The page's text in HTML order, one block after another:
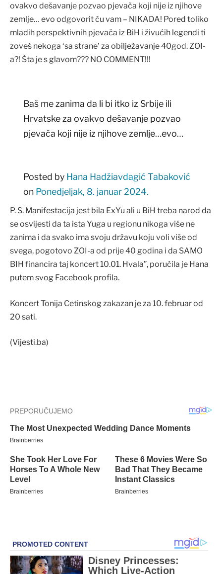
ovakvo dešavanje pozvao pjevača koji nije iz njihove
zemlje… evo odgovorit ću vam – NIKADA! Pored toliko
mladih perspektivnih pjevača iz BiH i živućih legendi ti
zoveš nekoga ‘sa strane’ za obilježavanje 40god. ZOI-
a?! Šta je s glavom??? NO COMMENT!!!
Baš me zanima da li bi itko iz Srbije ili
Hrvatske za ovakvo dešavanje pozvao
pjevača koji nije iz njihove zemlje…evo…
Posted by Hana Hadžiavdagić Tabaković
on Ponedjeljak, 8. januar 2024.
P. S. Manifestacija jest bila ExYu ali u BiH treba narod da
se osvijesti da ta ista Yuga u regionu nikoga više ne
zanima i da svako ima svoju državu koju voli više od
svega, pogotovo ZOI-a od prije 40 godina i da SAMO
BIH financira taj koncert 10.01. Hvala”, poručila je Hana
putem svog Facebook profila.
Koncert Tonija Cetinskog zakazan je za 10. februar od
20 sati.
(Vijesti.ba)